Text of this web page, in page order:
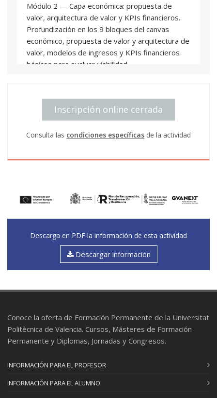
Módulo 2 — Capa económica: propuesta de
valor, arquitectura de valor y KPIs financieros.
Profundización en los 9 bloques del canvas
económico, propuesta de valor y arquitectura de
valor, modelos de ingresos y KPIs financieros
básicos para evaluar viabilidad.
circularidad y medición (indicadores ambientales).
Aplicación de lógica de ciclo de vida (ACV “ligero”),
circularidad, riesgos de greenwashing e
indicadores ambientales vinculados a decisiones
Lectura del modelo en clave social: valor social,
empleo, gobernanza, comunidades, usuarios,
Inscripción online cerrada
Consulta las condiciones específicas de la actividad
Descarga en PDF la información de esta actividad
Descargar información
Conoce la oferta de Formación Permanente de la Universitat
Politècnica de Valencia. Cursos, Másteres de Formación
Permanente y Diplomas, Jornadas y Congresos.
INFORMACIÓN PARA EL PROFESOR
INFORMACIÓN PARA EL ALUMNO